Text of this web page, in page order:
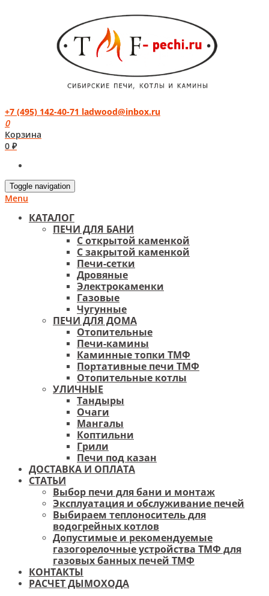
+7 (495) 142-40-71 ladwood@inbox.ru
0
Корзина
0 ₽
Toggle navigation
Menu
КАТАЛОГ
ПЕЧИ ДЛЯ БАНИ
С открытой каменкой
С закрытой каменкой
Печи-сетки
Дровяные
Электрокаменки
Газовые
Чугунные
ПЕЧИ ДЛЯ ДОМА
Отопительные
Печи-камины
Каминные топки ТМФ
Портативные печи ТМФ
Отопительные котлы
УЛИЧНЫЕ
Тандыры
Очаги
Мангалы
Коптильни
Грили
Печи под казан
ДОСТАВКА И ОПЛАТА
СТАТЬИ
Выбор печи для бани и монтаж
Эксплуатация и обслуживание печей
Выбираем теплоноситель для
водогрейных котлов
Допустимые и рекомендуемые
газогорелочные устройства ТМФ для
газовых банных печей ТМФ
КОНТАКТЫ
РАСЧЕТ ДЫМОХОДА